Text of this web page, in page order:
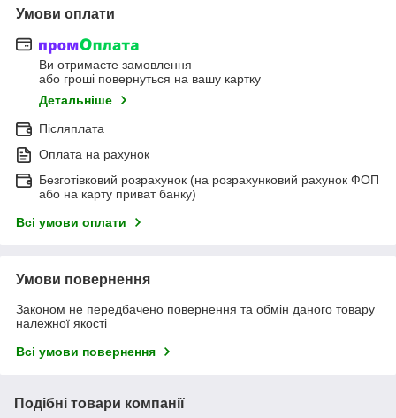
Умови оплати
Ви отримаєте замовлення
або гроші повернуться на вашу картку
Детальніше
Післяплата
Оплата на рахунок
Безготівковий розрахунок (на розрахунковий рахунок ФОП
або на карту приват банку)
Всі умови оплати
Умови повернення
Законом не передбачено повернення та обмін даного товару
належної якості
Всі умови повернення
Подібні товари компанії